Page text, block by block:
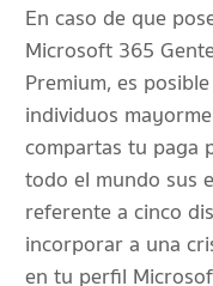
En caso de que
Microsoft 365
Premium, es
individuos
compartas tu paga
todo el mundo sus
referente a cinco
incorporar a una
en tu perfil